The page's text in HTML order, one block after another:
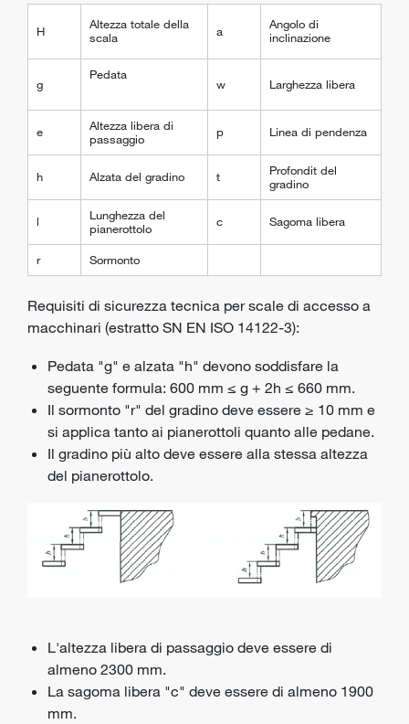
H
Altezza totale della
scala
a
Angolo di
inclinazione
g
Pedata
w Larghezza libera
e
Altezza libera di
passaggio
p Linea di pendenza
h Alzata del gradino t
Profondit del
gradino
l
Lunghezza del
pianerottolo
c Sagoma libera
r Sormonto
Requisiti di sicurezza tecnica per scale di accesso a
macchinari (estratto SN EN ISO 14122-3):
Pedata "g" e alzata "h" devono soddisfare la
seguente formula: 600 mm ≤ g + 2h ≤ 660 mm.
Il sormonto "r" del gradino deve essere ≥ 10 mm e
si applica tanto ai pianerottoli quanto alle pedane.
Il gradino più alto deve essere alla stessa altezza
del pianerottolo.
L'altezza libera di passaggio deve essere di
almeno 2300 mm.
La sagoma libera "c" deve essere di almeno 1900
mm.